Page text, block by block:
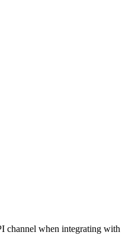
channel when integrating with